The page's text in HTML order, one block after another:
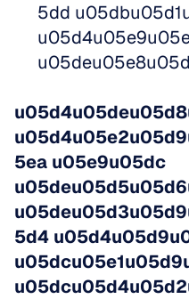
5dd
5ea u05e9u05dc
5d4